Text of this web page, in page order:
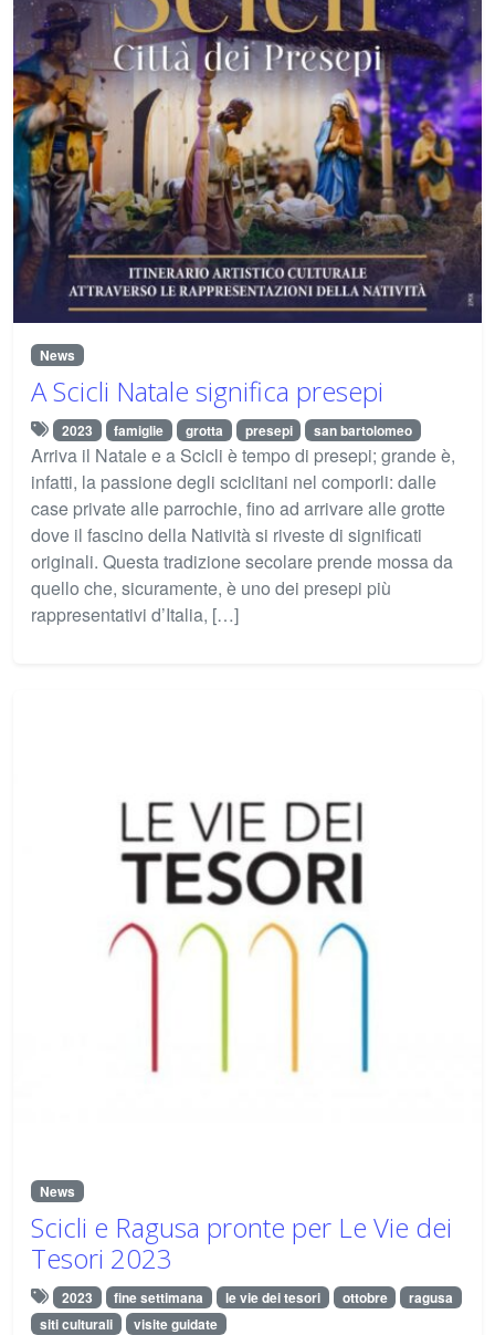
News
A Scicli Natale significa presepi
2023 famiglie grotta presepi san bartolomeo
Arriva il Natale e a Scicli è tempo di presepi; grande è,
infatti, la passione degli sciclitani nel comporli: dalle
case private alle parrochie, fino ad arrivare alle grotte
dove il fascino della Natività si riveste di significati
originali. Questa tradizione secolare prende mossa da
quello che, sicuramente, è uno dei presepi più
rappresentativi d’Italia, […]
News
Scicli e Ragusa pronte per Le Vie dei
Tesori 2023
2023 fine settimana le vie dei tesori ottobre
ragusa
siti culturali
visite guidate